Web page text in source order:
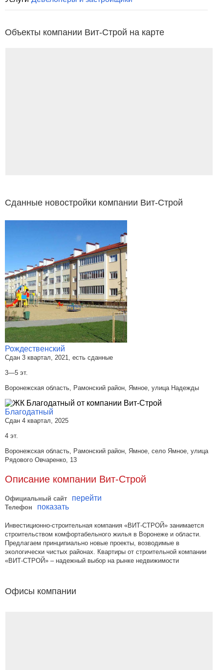
Объекты компании Вит-Строй на карте
Сданные новостройки компании Вит-Строй
Рождественский
Сдан 3 квартал, 2021, есть сданные
3—5 эт.
Воронежская область, Рамонский район, Ямное, улица Надежды
Благодатный
Сдан 4 квартал, 2025
4 эт.
Воронежская область, Рамонский район, Ямное, село Ямное, улица
Рядового Овчаренко, 13
Описание компании Вит-Строй
Официальный сайт перейти
Телефон показать
Инвестиционно-строительная компания «ВИТ-СТРОЙ» занимается
строительством комфортабельного жилья в Воронеже и области.
Предлагаем принципиально новые проекты, возводимые в
экологически чистых районах. Квартиры от строительной компании
«ВИТ-СТРОЙ» – надежный выбор на рынке недвижимости
Офисы компании